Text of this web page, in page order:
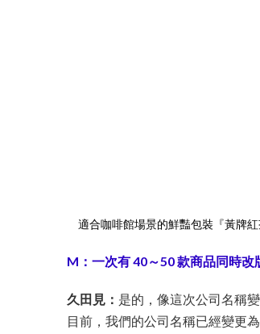
適合咖啡館場景的鮮豔包裝『黃牌紅
M：一次有 40～50 款商品同時改
久田見： 是的，像這次公司名稱
目前，我們的公司名稱已經變更